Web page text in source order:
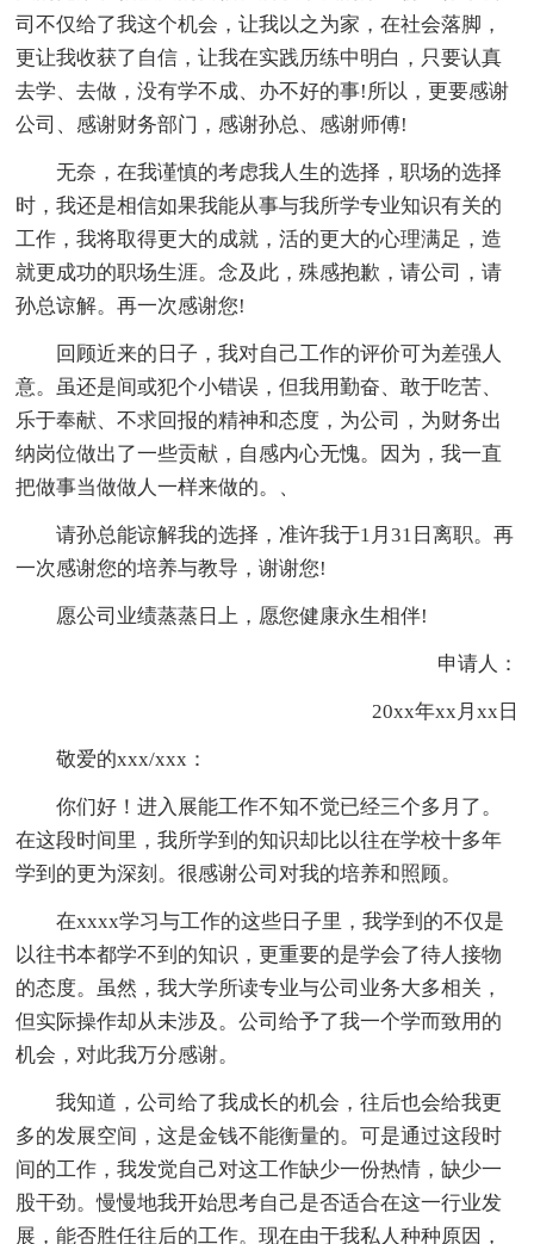
司不仅给了我这个机会，让我以之为家，在社会落脚，
更让我收获了自信，让我在实践历练中明白，只要认真
去学、去做，没有学不成、办不好的事!所以，更要感谢
公司、感谢财务部门，感谢孙总、感谢师傅!
无奈，在我谨慎的考虑我人生的选择，职场的选择
时，我还是相信如果我能从事与我所学专业知识有关的
工作，我将取得更大的成就，活的更大的心理满足，造
就更成功的职场生涯。念及此，殊感抱歉，请公司，请
孙总谅解。再一次感谢您!
回顾近来的日子，我对自己工作的评价可为差强人
意。虽还是间或犯个小错误，但我用勤奋、敢于吃苦、
乐于奉献、不求回报的精神和态度，为公司，为财务出
纳岗位做出了一些贡献，自感内心无愧。因为，我一直
把做事当做做人一样来做的。、
请孙总能谅解我的选择，准许我于1月31日离职。再
一次感谢您的培养与教导，谢谢您!
愿公司业绩蒸蒸日上，愿您健康永生相伴!
申请人：
20xx年xx月xx日
敬爱的xxx/xxx：
你们好！进入展能工作不知不觉已经三个多月了。
在这段时间里，我所学到的知识却比以往在学校十多年
学到的更为深刻。很感谢公司对我的培养和照顾。
在xxxx学习与工作的这些日子里，我学到的不仅是
以往书本都学不到的知识，更重要的是学会了待人接物
的态度。虽然，我大学所读专业与公司业务大多相关，
但实际操作却从未涉及。公司给予了我一个学而致用的
机会，对此我万分感谢。
我知道，公司给了我成长的机会，往后也会给我更
多的发展空间，这是金钱不能衡量的。可是通过这段时
间的工作，我发觉自己对这工作缺少一份热情，缺少一
股干劲。慢慢地我开始思考自己是否适合在这一行业发
展，能否胜任往后的工作。现在由于我私人种种原因，